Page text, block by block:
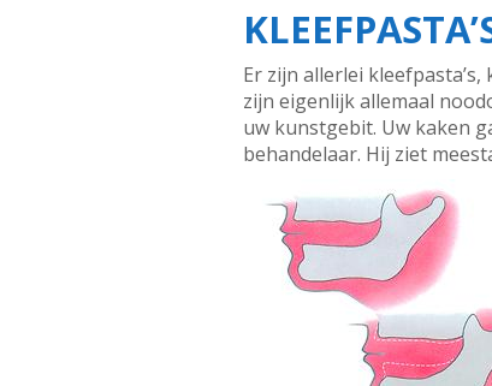
Er zijn allerlei
zijn eigenlijk allemaal
uw kunstgebit. Uw kaken
behandelaar. Hij ziet